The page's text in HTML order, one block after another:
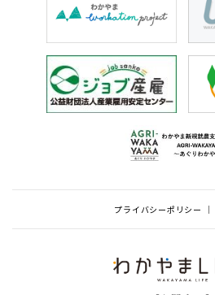
プライバシーポリシー